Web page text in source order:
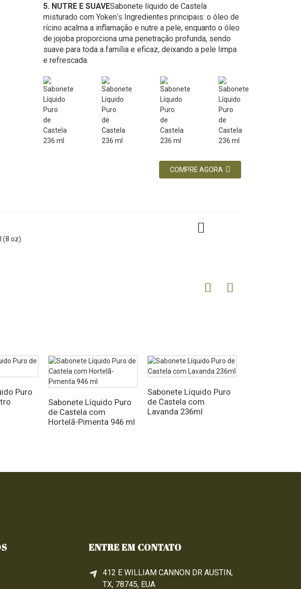
5. NUTRE E SUAVESabonete líquido de Castela
misturado com Yoken's Ingredientes principais: o óleo de
rícino acalma a inflamação e nutre a pele, enquanto o óleo
de jojoba proporciona uma penetração profunda, sendo
suave para toda a família e eficaz, deixando a pele limpa
e refrescada.
COMPRE AGORA
Puro
Sabonete Líquido Puro
de Castela com
Hortelã-Pimenta 946 ml
Sabonete Líquido Puro
de Castela com
Lavanda 236ml
ENTRE EM CONTATO
412 E WILLIAM CANNON DR AUSTIN,
TX, 78745, EUA